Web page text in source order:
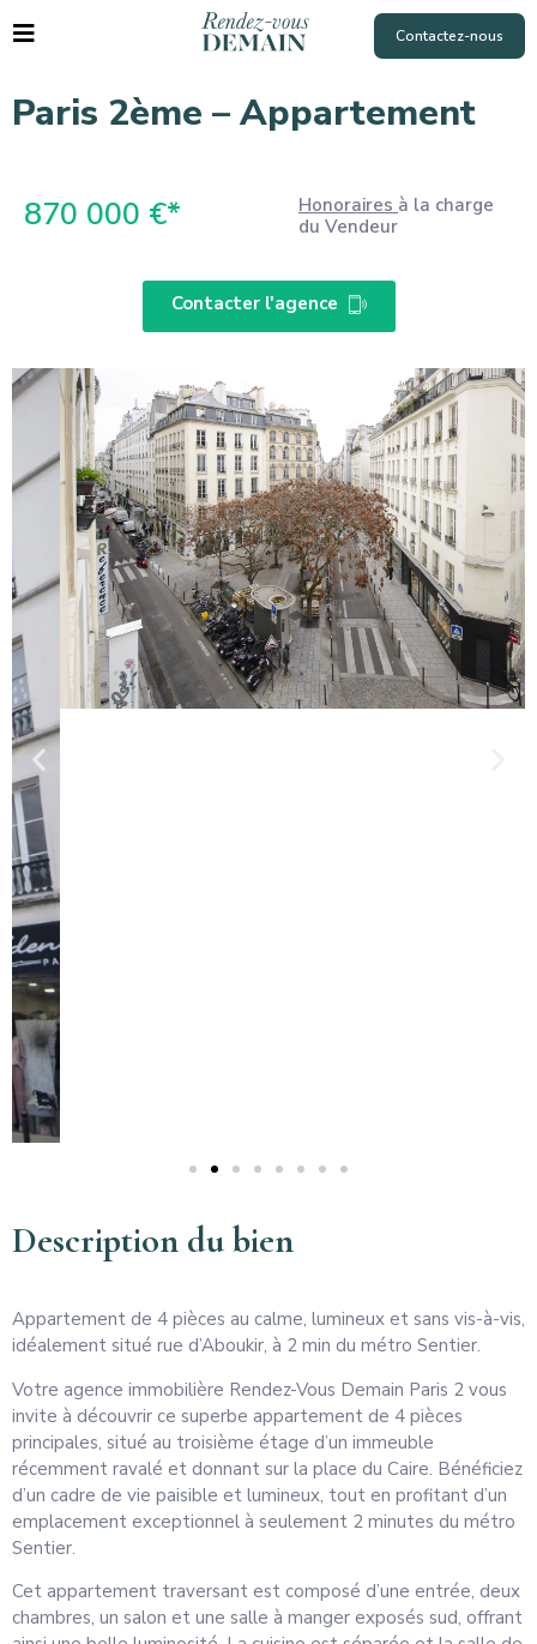
Contactez-nous
Paris 2ème – Appartement
870 000 €* Honoraires à la charge
du Vendeur
Contacter l'agence
Description du bien
Appartement de 4 pièces au calme, lumineux et sans vis-à-vis,
idéalement situé rue d’Aboukir, à 2 min du métro Sentier.
Votre agence immobilière Rendez-Vous Demain Paris 2 vous
invite à découvrir ce superbe appartement de 4 pièces
principales, situé au troisième étage d’un immeuble
récemment ravalé et donnant sur la place du Caire. Bénéficiez
d’un cadre de vie paisible et lumineux, tout en profitant d’un
emplacement exceptionnel à seulement 2 minutes du métro
Sentier.
Cet appartement traversant est composé d’une entrée, deux
chambres, un salon et une salle à manger exposés sud, offrant